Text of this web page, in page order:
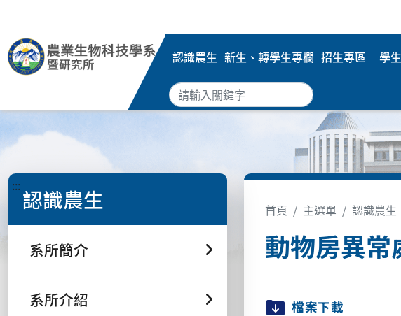
認識農生 新生、轉學生專欄 招生專區 學
::: 認識農生
系所簡介
系所介紹
首頁 主選單 認識農生
動物房異常
檔案下載